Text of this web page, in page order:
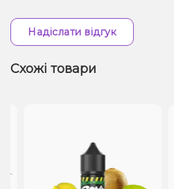
Надіслати відгук
Схожі товари